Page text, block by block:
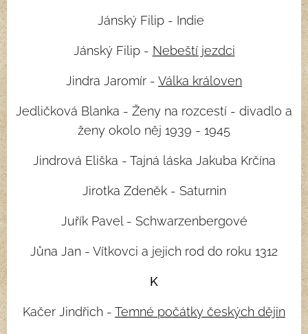
Jánský Filip - Indie
Jánský Filip - Nebeští jezdci
Jindra Jaromír - Válka královen
Jedličková Blanka - Ženy na rozcestí - divadlo a
ženy okolo něj 1939 - 1945
Jindrová Eliška - Tajná láska Jakuba Krčína
Jirotka Zdeněk - Saturnin
Juřík Pavel - Schwarzenbergové
Jůna Jan - Vítkovci a jejich rod do roku 1312
K
Kačer Jindřich - Temné počátky českých dějin